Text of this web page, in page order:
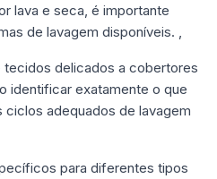
lava e seca, é importante
de lavagem disponíveis. ,
delicados a cobertores
identificar exatamente o que
adequados de lavagem
para diferentes tipos